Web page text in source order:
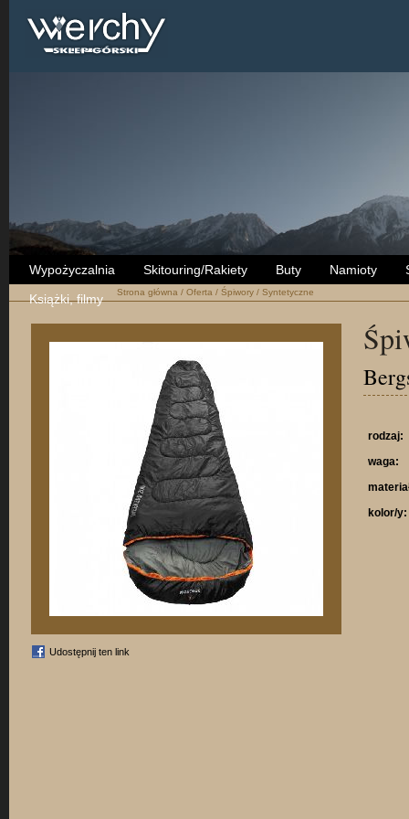
Wypożyczalnia Skitouring/Rakiety Buty Namioty
Książki, filmy
Strona główna / Oferta / Śpiwory / Syntetyczne
Udostępnij ten link
rodzaj:
waga:
kolor/y: